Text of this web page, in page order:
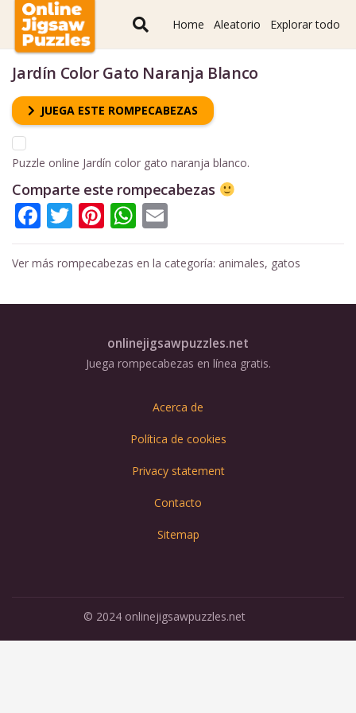
Home Aleatorio Explorar todo
Jardín Color Gato Naranja Blanco
JUEGA ESTE ROMPECABEZAS
Puzzle online Jardín color gato naranja blanco.
Comparte este rompecabezas
Facebook
Twitter
Pinterest
WhatsApp
Ver más rompecabezas en la categoría: animales, gatos
onlinejigsawpuzzles.net
Juega rompecabezas en línea gratis.
Acerca de
Política de cookies
Privacy statement
Contacto
Sitemap
© 2024 onlinejigsawpuzzles.net